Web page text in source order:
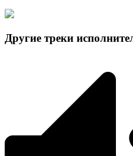
Другие треки